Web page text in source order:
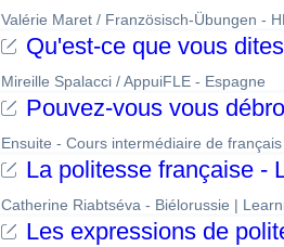
Valérie Maret / Französisch-Übungen -
Qu'est-ce que vous
Mireille Spalacci / AppuiFLE - Espagne
Pouvez-vous vous
Ensuite - Cours intermédiaire de
La politesse française -
Catherine Riabtséva - Biélorussie |
Les expressions de